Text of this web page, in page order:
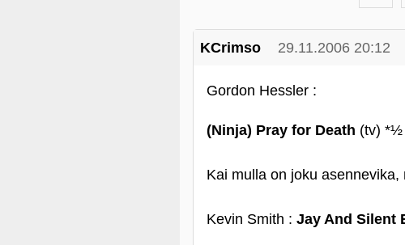
KCrimso 29.11.2006 20:12
Gordon Hessler :
(Ninja) Pray for Death (tv) *½
Kai mulla on joku
Kevin Smith : Jay And Silent